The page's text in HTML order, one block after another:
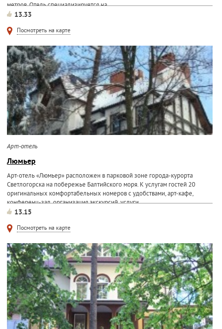
метров. Отель специализируется на
13.33
Посмотреть на карте
Арт-отель
Люмьер
Арт-отель «Люмьер» расположен в парковой зоне города-курорта
Светлогорска на побережье Балтийского моря. К услугам гостей 20
оригинальных комфортабельных номеров с удобствами, арт-кафе,
конференц-зал, организация экскурсий, услуги...
13.15
Посмотреть на карте